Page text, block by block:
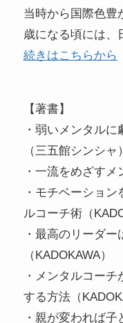
当時から国際色豊
歳になる頃には、
続きはこちらから
【著書】
・弱いメンタル
（三五館シンシャ）
・一流をめざすメ
・モチベーショ
ルコーチ術（
・最高のリーダ
（KADOKAWA）
・メンタルコー
する方法（
・親が変われば